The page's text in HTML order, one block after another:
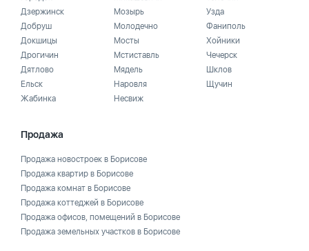
Дзержинск
Добруш
Докшицы
Дрогичин
Дятлово
Ельск
Жабинка
Мозырь
Молодечно
Мосты
Мстиставль
Мядель
Наровля
Несвиж
Узда
Фаниполь
Хойники
Чечерск
Шклов
Щучин
Продажа
Продажа новостроек в Борисове
Продажа квартир в Борисове
Продажа комнат в Борисове
Продажа коттеджей в Борисове
Продажа офисов, помещений в Борисове
Продажа земельных участков в Борисове